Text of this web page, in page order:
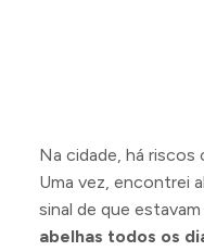
Na cidade, há
Uma vez, encontrei
sinal de que
abelhas todos os